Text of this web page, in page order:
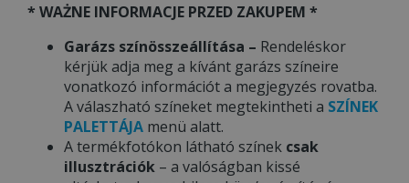
* WAŻNE INFORMACJE PRZED ZAKUPEM *
Garázs színösszeállítása – Rendeléskor
kérjük adja meg a kívánt garázs színeire
vonatkozó információt a megjegyzés rovatba.
A válaszható színeket megtekintheti a SZÍNEK
PALETTÁJA menü alatt.
A termékfotókon látható színek csak
illusztrációk – a valóságban kissé